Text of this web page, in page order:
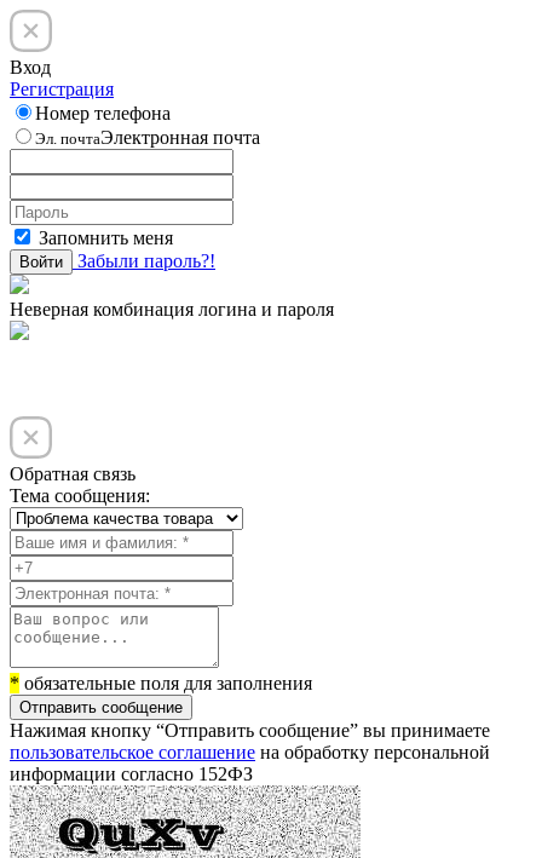
Вход
Регистрация
Номер телефона
Эл. почтаЭлектронная почта
Запомнить меня
Войти Забыли пароль?!
Неверная комбинация логина и пароля
Обратная связь
Тема сообщения:
* обязательные поля для заполнения
Отправить сообщение
Нажимая кнопку “Отправить сообщение” вы принимаете
пользовательское соглашение на обработку персональной
информации согласно 152ФЗ